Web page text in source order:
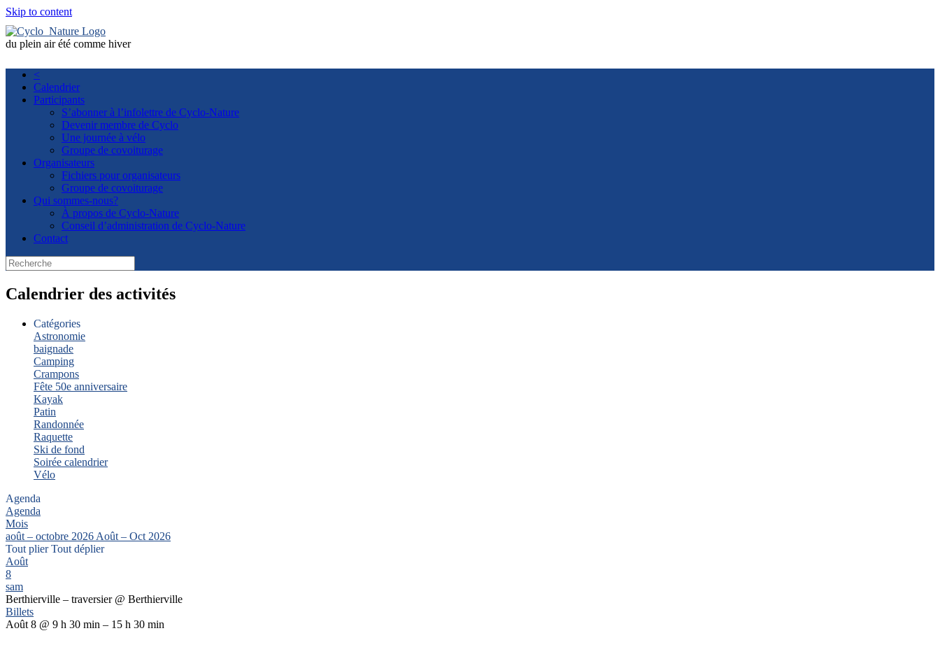
Skip to content
du plein air été comme hiver
<
Calendrier
Participants
S’abonner à l’infolettre de Cyclo-Nature
Devenir membre de Cyclo
Une journée à vélo
Groupe de covoiturage
Organisateurs
Fichiers pour organisateurs
Groupe de covoiturage
Qui sommes-nous?
À propos de Cyclo-Nature
Conseil d’administration de Cyclo-Nature
Contact
Calendrier des activités
Catégories
Astronomie
baignade
Camping
Crampons
Fête 50e anniversaire
Kayak
Patin
Randonnée
Raquette
Ski de fond
Soirée calendrier
Vélo
Agenda
Agenda
Mois
août – octobre 2026 Août – Oct 2026
Tout plierTout déplier
Août
8
sam
Berthierville – traversier @ Berthierville
Billets
Août 8 @ 9 h 30 min – 15 h 30 min